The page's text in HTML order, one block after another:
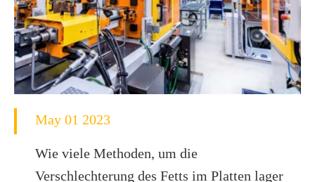
May 01 2023
Wie viele Methoden, um die
Verschlechterung des Fetts im Platten lager